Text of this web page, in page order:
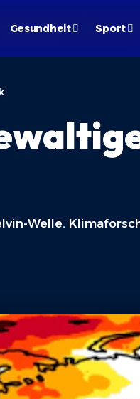
Gesundheit Sport
Welle.